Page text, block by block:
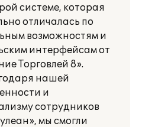
системе, которая
отличалась по
возможностям и
интерфейсам от
Торговлей 8».
нашей
и
сотрудников
мы смогли